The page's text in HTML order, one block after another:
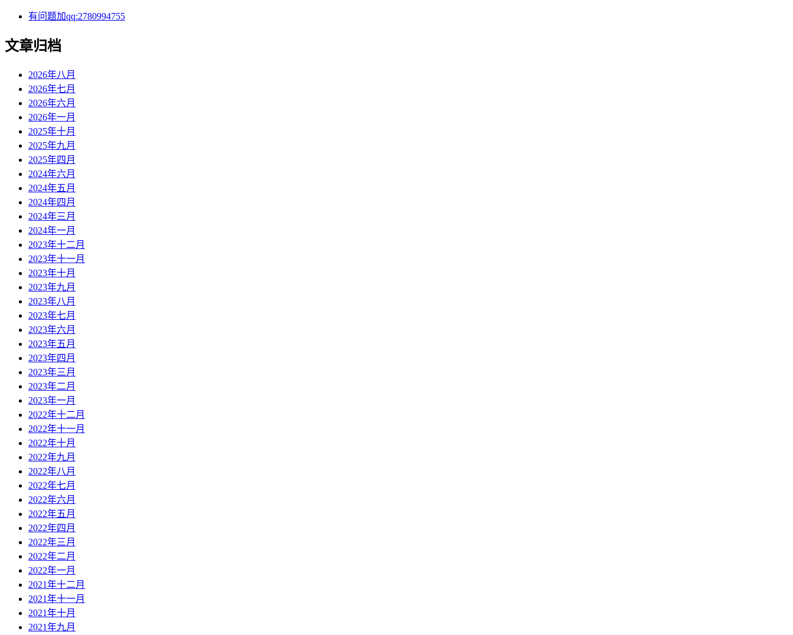
有问题加qq:2780994755
文章归档
2026年八月
2026年七月
2026年六月
2026年一月
2025年十月
2025年九月
2025年四月
2024年六月
2024年五月
2024年四月
2024年三月
2024年一月
2023年十二月
2023年十一月
2023年十月
2023年九月
2023年八月
2023年七月
2023年六月
2023年五月
2023年四月
2023年三月
2023年二月
2023年一月
2022年十二月
2022年十一月
2022年十月
2022年九月
2022年八月
2022年七月
2022年六月
2022年五月
2022年四月
2022年三月
2022年二月
2022年一月
2021年十二月
2021年十一月
2021年十月
2021年九月